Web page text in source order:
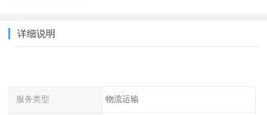
详细说明
服务类型 物流运输